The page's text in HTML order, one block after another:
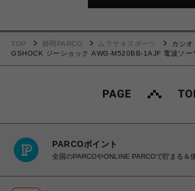
TOP 静岡PARCO ムラサキスポーツ
カシ
GSHOCK ジーショック AWG-M520BB-1AJF 電波ソー
PARCOポイント
全国のPARCOやONLINE PARCOで貯まる＆